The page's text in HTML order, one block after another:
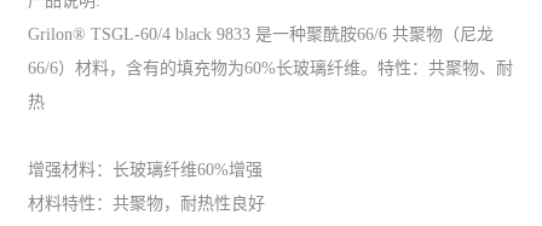
Grilon® TSGL-60/4 black 9833 是一种聚酰胺66/6 共聚物（尼龙
66/6）材料，含有的填充物为60%长玻璃纤维。特性：共聚物、耐
热
增强材料：长玻璃纤维60%增强
材料特性：共聚物，耐热性良好